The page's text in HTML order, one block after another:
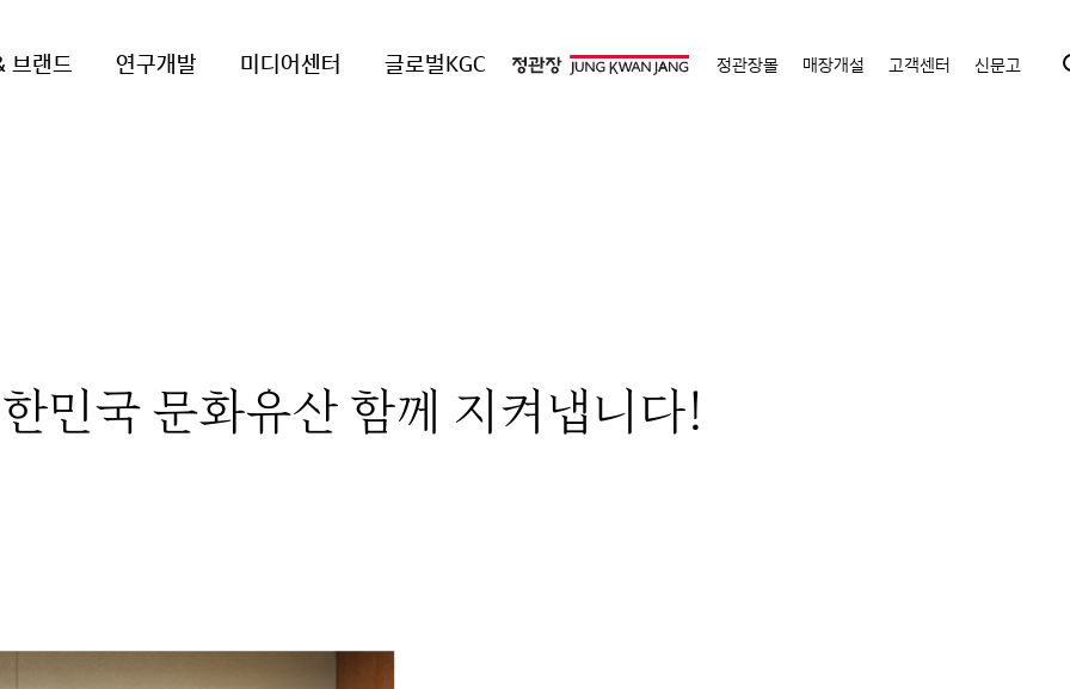
브랜드 연구개발 미디어센터 글로벌KGC 정관장몰 매장개설 고객센터 신문고
민국 문화유산 함께 지켜냅니다!